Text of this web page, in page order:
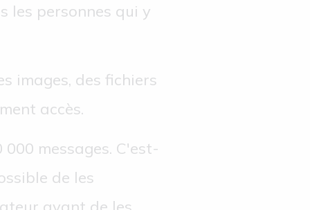
les personnes qui y
images, des fichiers
accès.
messages. C'est-
de les